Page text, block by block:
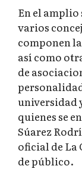
En el amplio
varios
componen
así como
de
universidad
quienes se
Súarez
oficial de La
de público.